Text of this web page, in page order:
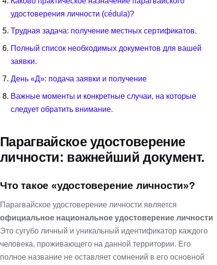
удостоверения личности (cédula)?
Трудная задача: получение местных сертификатов.
Полный список необходимых документов для вашей
заявки.
День «Д»: подача заявки и получение
Важные моменты и конкретные случаи, на которые
следует обратить внимание.
Парагвайское удостоверение
личности: важнейший документ.
Что такое «удостоверение личности»?
Парагвайское удостоверение личности является
официальное национальное удостоверение личности
Это сугубо личный и уникальный идентификатор каждого
человека, проживающего на данной территории. Его
полное название не оставляет сомнений в его основной